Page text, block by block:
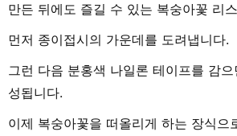
만든 뒤에도 즐길 수 있는 복숭아꽃 리
먼저 종이접시의 가운데를 도려냅니다.
그런 다음 분홍색 나일론 테이프를 감
성됩니다.
이제 복숭아꽃을 떠올리게 하는 장식으